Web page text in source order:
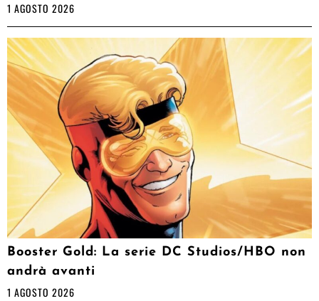
1 AGOSTO 2026
Booster Gold: La serie DC Studios/HBO non
andrà avanti
1 AGOSTO 2026